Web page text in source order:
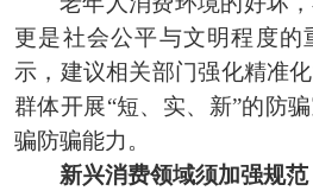
更是社会公平与文明程度的
示，建议相关部门强化精准
群体开展“短、实、新”的防
骗防骗能力。
新兴消费领域须加强规范